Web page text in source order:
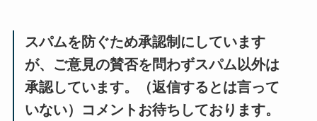
スパムを防ぐため承認制にしています
が、ご意見の賛否を問わずスパム以外は
承認しています。（返信するとは言って
いない）コメントお待ちしております。